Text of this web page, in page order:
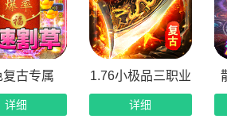
戏内实物道具满地爆，掉落概率超高
服装备首爆、BOSS首杀、副本首通
复古专属
详细
1.76小极品三职业
详细